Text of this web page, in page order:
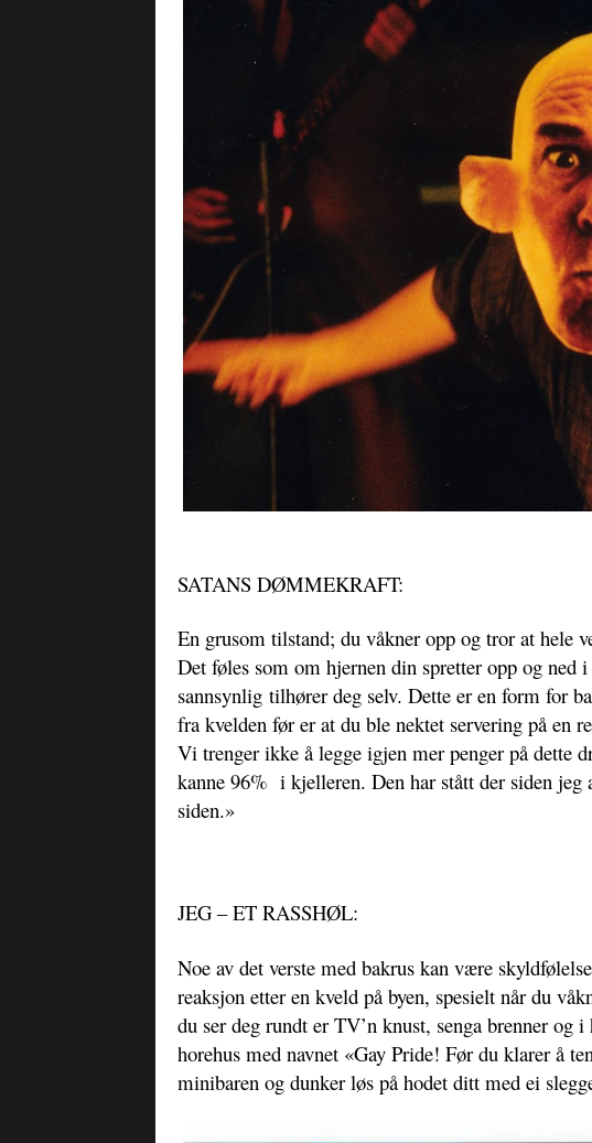
SATANS DØMMEKRAFT:
En grusom tilstand; du våkner opp og tror at hele
Det føles som om hjernen din spretter opp og ned
sannsynlig tilhører deg selv. Dette er en form for
fra kvelden før er at du ble nektet servering på en
Vi trenger ikke å legge igjen mer penger på dette
kanne 96% i kjelleren. Den har stått der siden
siden.»
JEG – ET RASSHØL:
Noe av det verste med bakrus kan være
reaksjon etter en kveld på byen, spesielt når du
du ser deg rundt er TV’n knust, senga brenner
horehus med navnet «Gay Pride! Før du klarer å
minibaren og dunker løs på hodet ditt med ei